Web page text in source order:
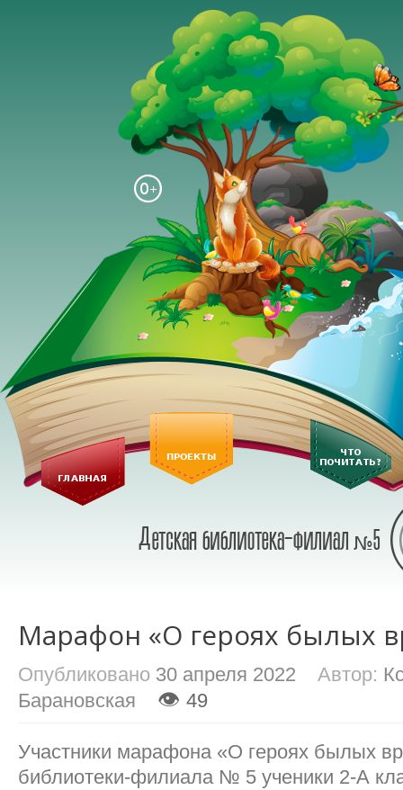
Марафон «О героях былых
Опубликовано 30 апреля 2022 Автор:
Барановская
👁 49
Участники марафона «О героях былых
библиотеки-филиала № 5 ученики 2-А